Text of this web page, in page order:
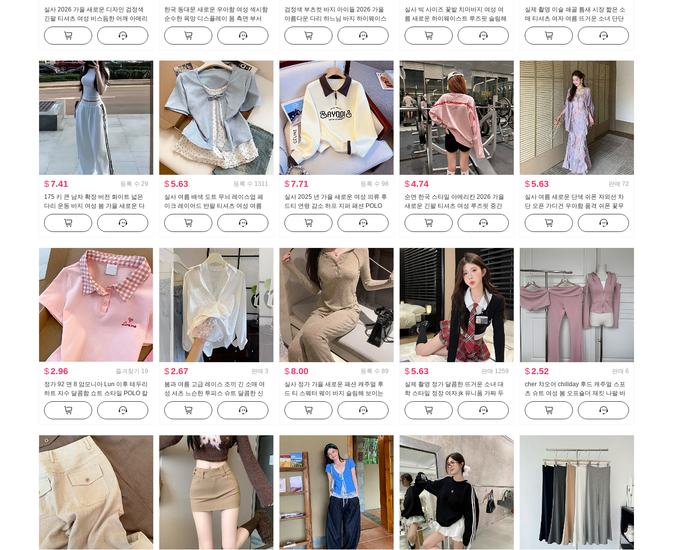
실사 2026 가을 새로운 디자인 검정색
긴팔 티셔츠 여성 비스듬한 어깨 아메리
칸 핫걸 오프숄더 오프숄더 맨위
한국 동대문 새로운 우아함 여성 섹시함
순수한 욕망 디스플레이 몸 측면 부서
버클 반팔 니트 티셔츠 맨위
검정색 부츠컷 바지 아이들 2026 가을
아름다운 다리 하느님 바지 하이웨이스
트 수퍼 모델 바지 몸매 가꾸기 신축성
캐주얼 나팔 슬랙스
실사 빅 사이즈 꽃밭 치마바지 여성 여
름 새로운 하이웨이스트 루즈핏 슬림해
보이는 도루 센스 배기 바지 캐주얼 와
이드 레그 팬츠
실제 촬영 이슬 쇄골 틈새 시장 짧은 소
매 티셔츠 여자 여름 뜨거운 소녀 단단
한 새로운 버튼 디자인 센스 짧은 단락
맨위
$7.41 등록 수 29
175 키 큰 남자 확장 버전 화이트 넓은
다리 운동 바지 여성 봄 가을 새로운 다
용도 스트라이프 캐주얼 바닥 청소 바지
$5.63 등록 수 1311
실사 여름 배색 도트 무늬 레이스업 페
이크 레이어드 반팔 티셔츠 여성 여름
새로운 달콤한 스타일 작은 대중 맨위
$7.71 등록 수 98
실사 2025 년 가을 새로운 여성 의류 후
드티 연령 감소 하프 지퍼 패션 POLO
칼라 캐주얼 다용도 슬림해 보이는
$4.74
순면 한국 스타일 아메리칸 2026 가을
새로운 긴팔 티셔츠 여성 루즈핏 중간
길이 핑크색 알파벳 핫걸 맨위
$5.63 판매 72
실사 여름 새로운 단색 쉬폰 자외선 차
단 오픈 가디건 우아함 품격 쉬폰 꽃무
늬 여성 드레스 투피스 세트
$2.96 즐겨찾기 19
정가 92 면 8 암모니아 Lun 이후 테두리
하트 자수 달콤함 쇼트 스타일 POLO 칼
라 티셔츠 몸매 가꾸기 작은 키 트렌디
$2.67 판매 3
봄과 여름 고급 레이스 조끼 긴 소매 여
성 셔츠 느슨한 투피스 슈트 달콤한 신
선한
$8.00 등록 수 89
실사 정가 가을 새로운 패션 캐주얼 후
드 티 스웨터 웨이 바지 슬림해 보이는
세트 스포츠 슈트 여성 트렌디
$5.63 판매 1259
실제 촬영 정가 달콤한 뜨거운 소녀 대
학 스타일 정장 여자 jk 유니폼 가짜 두
조각 순수한 욕망 맨위 하프 바디 퀼로
트 2 피스 세트
$2.52 판매 6
cher 챠오어 chillday 후드 캐주얼 스포
츠 슈트 여성 봄 오프숄더 재킷 나팔 바
지 3종 세트